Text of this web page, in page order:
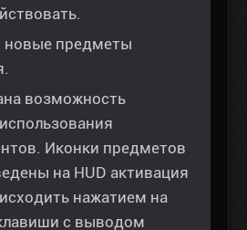
новые предметы
возможность
Иконки предметов
на HUD активация
нажатием на
с выводом